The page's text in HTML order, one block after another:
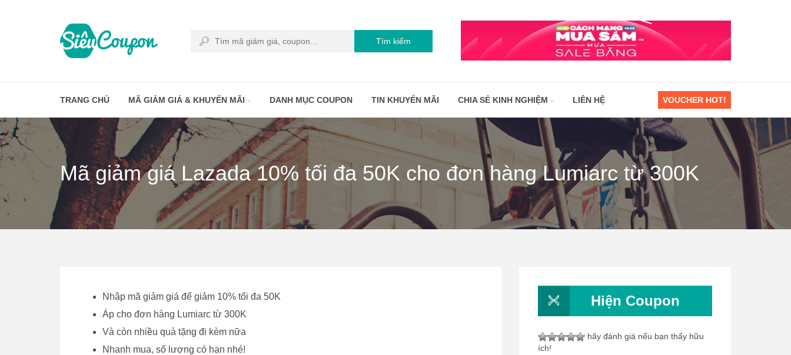
Tìm kiếm
TRANG CHỦ MÃ GIẢM GIÁ & KHUYẾN MÃI DANH MỤC COUPON TIN KHUYẾN MÃI CHIA SẺ KINH NGHIỆM LIÊN HỆ VOUCHER HOT!
Mã giảm giá Lazada 10% tối đa 50K cho đơn hàng Lumiarc từ 300K
Nhập mã giảm giá để giảm 10% tối đa 50K
Áp cho đơn hàng Lumiarc từ 300K
Và còn nhiều quà tặng đi kèm nữa
Nhanh mua, số lượng có hạn nhé!
Hiện Coupon
hãy đánh giá nếu bạn thấy hữu
ích!